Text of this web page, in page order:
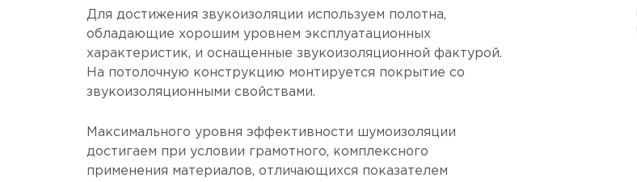
Для достижения звукоизоляции используем полотна,
обладающие хорошим уровнем эксплуатационных
характеристик, и оснащенные звукоизоляционной фактурой.
На потолочную конструкцию монтируется покрытие со
звукоизоляционными свойствами.
Максимального уровня эффективности шумоизоляции
достигаем при условии грамотного, комплексного
применения материалов, отличающихся показателем